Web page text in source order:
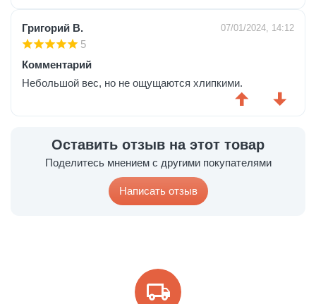
Григорий В. 07/01/2024, 14:12
5
Комментарий
Небольшой вес, но не ощущаются хлипкими.
Оставить отзыв на этот товар
Поделитесь мнением с другими покупателями
Написать отзыв